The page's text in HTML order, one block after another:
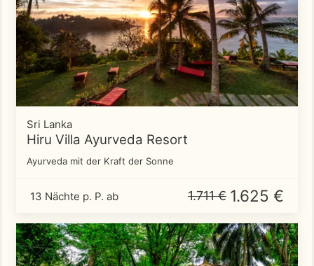
Sri Lanka
Hiru Villa Ayurveda Resort
Ayurveda mit der Kraft der Sonne
13 Nächte p. P. ab 1.711 € 1.625 €